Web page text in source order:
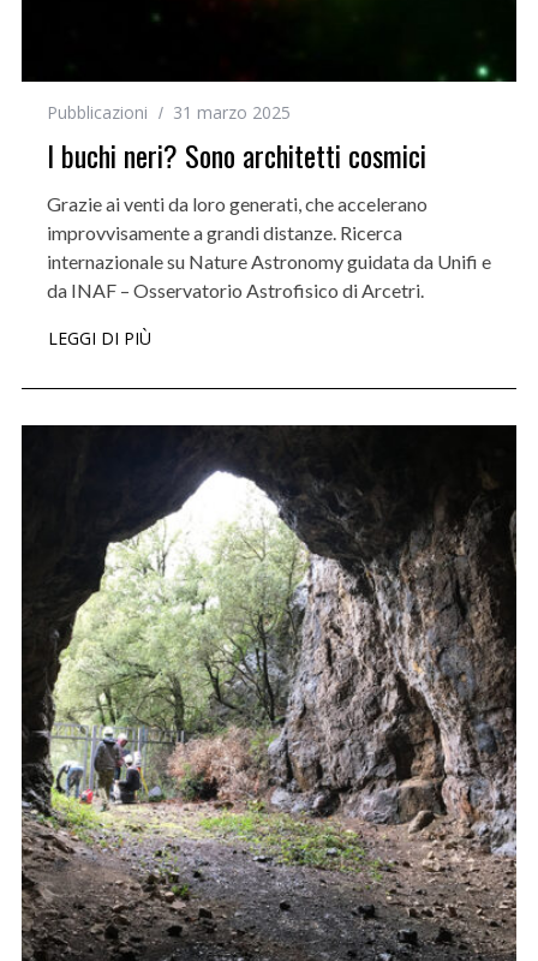
Pubblicazioni 31 marzo 2025
I buchi neri? Sono architetti cosmici
Grazie ai venti da loro generati, che accelerano
improvvisamente a grandi distanze. Ricerca
internazionale su Nature Astronomy guidata da Unifi e
da INAF – Osservatorio Astrofisico di Arcetri.
LEGGI DI PIÙ